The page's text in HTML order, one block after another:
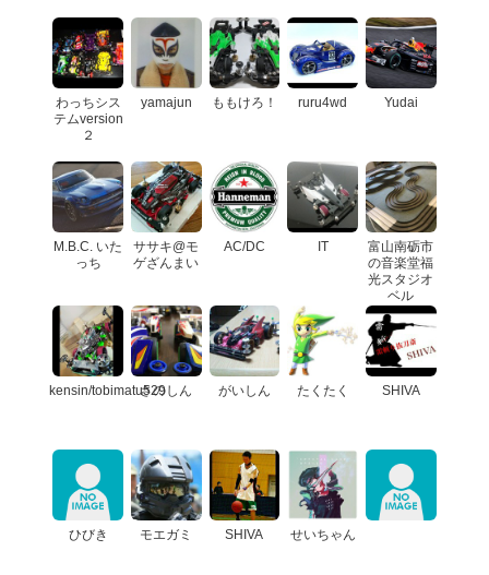
わっちシス
テムversion
２
yamajun ももけろ！ ruru4wd Yudai
M.B.C. いた
っち
ササキ@モ
ゲざんまい
AC/DC IT
富山南砺市
の音楽堂福
光スタジオ
ベル
kensin/tobimatu529さのしん がいしん たくたく SHIVA
ひびき モエガミ SHIVA せいちゃん